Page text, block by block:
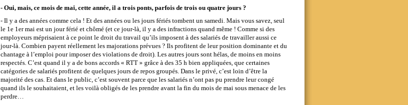
- Oui, mais, ce mois de mai, cette année, il a trois ponts, parfois de trois ou quatre jours ?
- Il y a des années comme cela ! Et des années ou les jours fériés tombent un samedi. Mais vous savez, seul
le 1e 1er mai est un jour férié et chômé (et ce jour-là, il y a des infractions quand même ! Comme si des
employeurs méprisaient à ce point le droit du travail qu’ils imposent à des salariés de travailler aussi ce
jour-là. Combien payent réellement les majorations prévues ? Ils profitent de leur position dominante et du
chantage à l’emploi pour imposer des violations de droit). Les autres jours sont hélas, de moins en moins
respectés. C’est quand il y a de bons accords « RTT » grâce à des 35 h bien appliquées, que certaines
catégories de salariés profitent de quelques jours de repos groupés. Dans le privé, c’est loin d’être la
majorité des cas. Et dans le public, c’est souvent parce que les salariés n’ont pas pu prendre leur congé
quand ils le souhaitaient, et les voilà obligés de les prendre avant la fin du mois de mai sous menace de les
perdre…